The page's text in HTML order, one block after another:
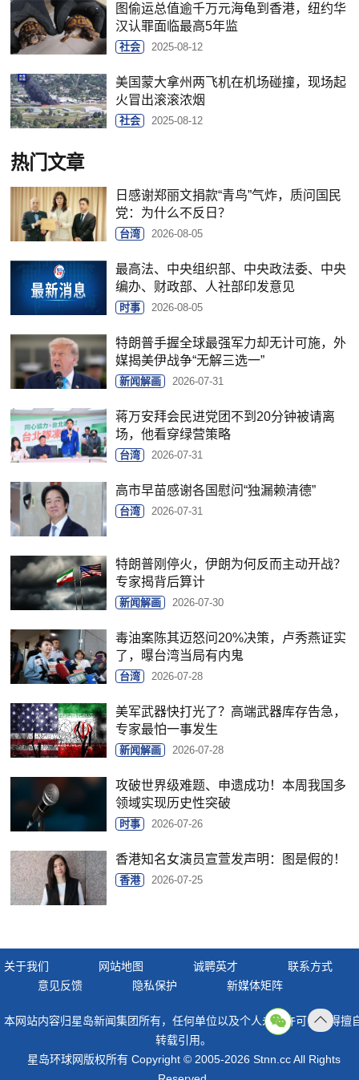
图偷运总值逾千万元海龟到香港，纽约华
汉认罪面临最高5年监
社会 2025-08-12
美国蒙大拿州两飞机在机场碰撞，现场起
火冒出滚滚浓烟
社会 2025-08-12
热门文章
日感谢郑丽文捐款“青鸟”气炸，质问国民
党：为什么不反日？
台湾 2026-08-05
最高法、中央组织部、中央政法委、中央
编办、财政部、人社部印发意见
时事 2026-08-05
特朗普手握全球最强军力却无计可施，外
媒揭美伊战争“无解三选一”
新闻解画 2026-07-31
蒋万安拜会民进党团不到20分钟被请离
场，他看穿绿营策略
台湾 2026-07-31
高市早苗感谢各国慰问“独漏赖清德”
台湾 2026-07-31
特朗普刚停火，伊朗为何反而主动开战？
专家揭背后算计
新闻解画 2026-07-30
毒油案陈其迈怒问20%决策，卢秀燕证实
了，曝台湾当局有内鬼
台湾 2026-07-28
美军武器快打光了？高端武器库存告急，
专家最怕一事发生
新闻解画 2026-07-28
攻破世界级难题、申遗成功！本周我国多
领域实现历史性突破
时事 2026-07-26
香港知名女演员宣萱发声明：图是假的！
香港 2026-07-25
关于我们 网站地图 诚聘英才
联系方式
意见反馈
隐私保护 新媒体矩阵
本网站内容归星岛新闻集团所有，任何单位以及个人未经许可，不得擅
转载引用。
星岛环球网版权所有 Copyright © 2005-2026 Stnn.cc All Rights
顶部